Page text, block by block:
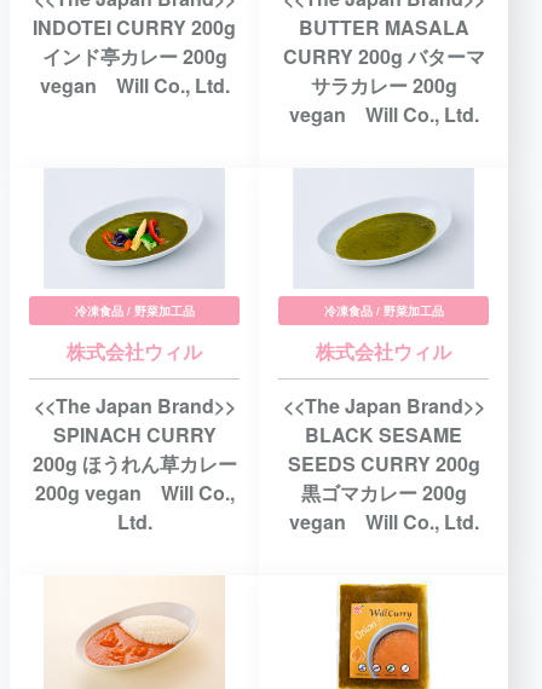
INDOTEI CURRY 200g
インド亭カレー 200g
vegan Will Co., Ltd.
BUTTER MASALA
CURRY 200g バターマ
サラカレー 200g
vegan Will Co., Ltd.
冷凍食品 / 野菜加工品
株式会社ウィル
<<The Japan Brand>>
SPINACH CURRY
200g ほうれん草カレー
200g vegan Will Co.,
Ltd.
冷凍食品 / 野菜加工品
株式会社ウィル
<<The Japan Brand>>
BLACK SESAME
SEEDS CURRY 200g
黒ゴマカレー 200g
vegan Will Co., Ltd.